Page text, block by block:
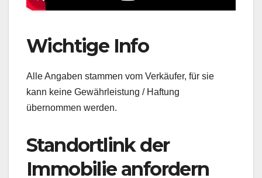
Wichtige Info
Alle Angaben stammen vom Verkäufer, für sie
kann keine Gewährleistung / Haftung
übernommen werden.
Standortlink der
Immobilie anfordern